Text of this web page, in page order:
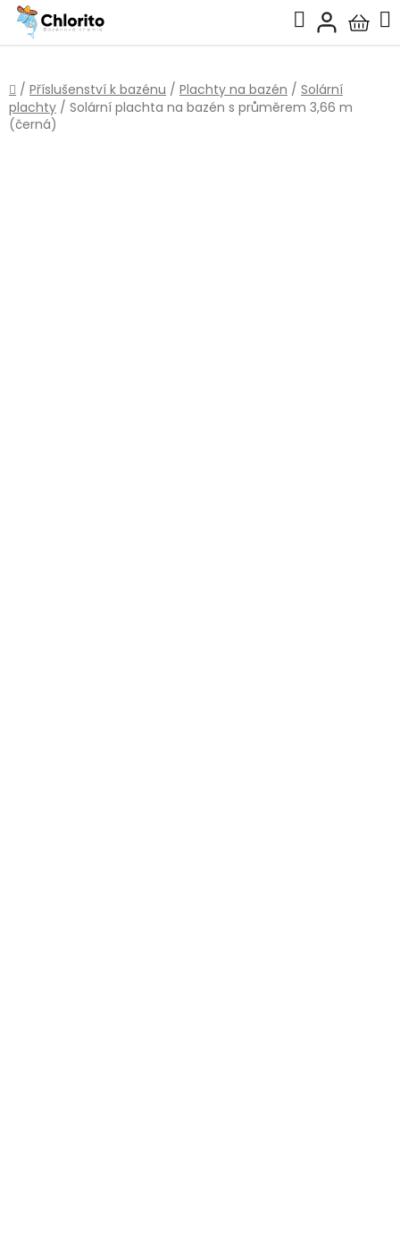
Přejít
obsah
Hledat
košík
Domů
/ Příslušenství k bazénu / Plachty na bazén / Solární
plachty / Solární plachta na bazén s průměrem 3,66 m
(černá)